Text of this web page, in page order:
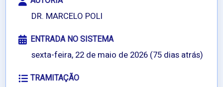
DR. MARCELO POLI
ENTRADA NO SISTEMA
sexta-feira, 22 de maio de 2026 (75 dias atrás)
TRAMITAÇÃO